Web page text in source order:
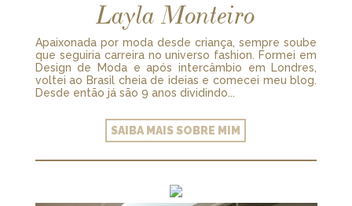
Layla Monteiro
Apaixonada por moda desde criança, sempre soube
que seguiria carreira no universo fashion. Formei em
Design de Moda e após intercâmbio em Londres,
voltei ao Brasil cheia de ideias e comecei meu blog.
Desde então já são 9 anos dividindo...
SAIBA MAIS SOBRE MIM